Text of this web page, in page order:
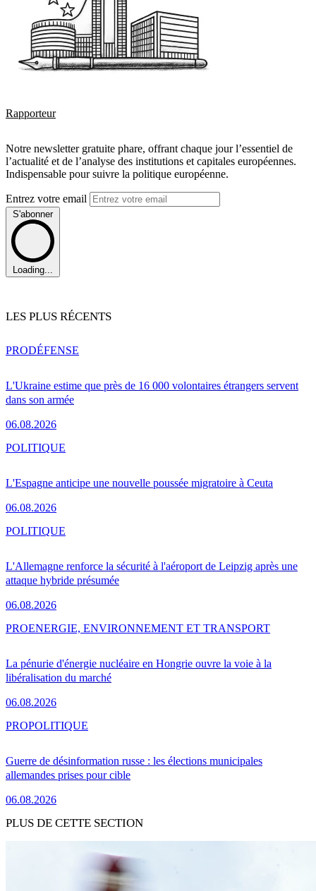
Rapporteur
Notre newsletter gratuite phare, offrant chaque jour l’essentiel de
l’actualité et de l’analyse des institutions et capitales européennes.
Indispensable pour suivre la politique européenne.
Entrez votre email
S'abonner
Loading...
LES PLUS RÉCENTS
L'Ukraine estime que près de 16 000 volontaires étrangers servent
dans son armée
06.08.2026
PRODÉFENSE
L'Espagne anticipe une nouvelle poussée migratoire à Ceuta
06.08.2026
POLITIQUE
L'Allemagne renforce la sécurité à l'aéroport de Leipzig après une
attaque hybride présumée
06.08.2026
POLITIQUE
La pénurie d'énergie nucléaire en Hongrie ouvre la voie à la
libéralisation du marché
06.08.2026
PROENERGIE, ENVIRONNEMENT ET TRANSPORT
Guerre de désinformation russe : les élections municipales
allemandes prises pour cible
06.08.2026
PROPOLITIQUE
PLUS DE CETTE SECTION